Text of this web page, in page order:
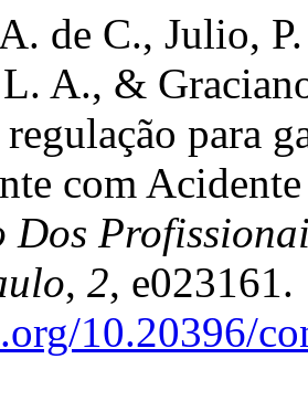
de C., Julio,
A., &
para
com
Dos
, 2, e023161.
10.20396/